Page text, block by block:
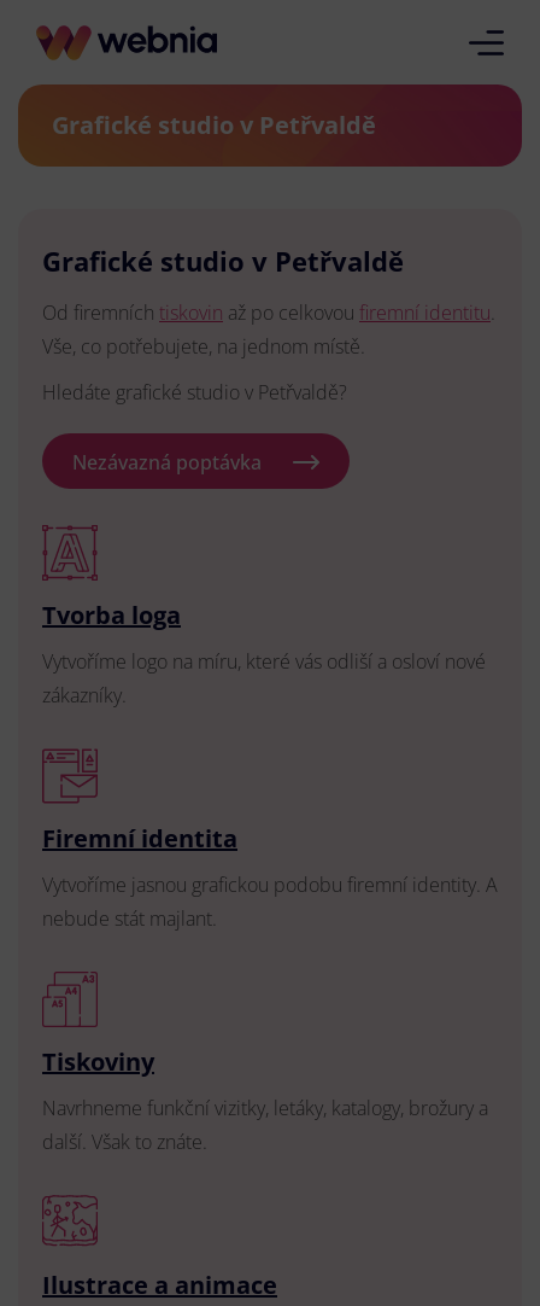
Grafické studio v Petřvaldě
Grafické studio v Petřvaldě
Od firemních tiskovin až po celkovou firemní identitu.
Vše, co potřebujete, na jednom místě.
Hledáte grafické studio v Petřvaldě?
Nezávazná poptávka
Tvorba loga
Vytvoříme logo na míru, které vás odliší a osloví nové
zákazníky.
Firemní identita
Vytvoříme jasnou grafickou podobu firemní identity. A
nebude stát majlant.
Tiskoviny
Navrhneme funkční vizitky, letáky, katalogy, brožury a
další. Však to znáte.
Ilustrace a animace